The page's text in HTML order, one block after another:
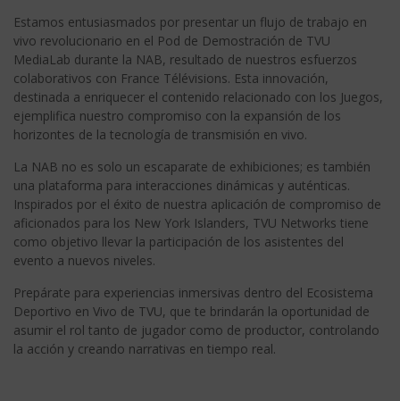
Estamos entusiasmados por presentar un flujo de trabajo en
vivo revolucionario en el Pod de Demostración de TVU
MediaLab durante la NAB, resultado de nuestros esfuerzos
colaborativos con France Télévisions. Esta innovación,
destinada a enriquecer el contenido relacionado con los Juegos,
ejemplifica nuestro compromiso con la expansión de los
horizontes de la tecnología de transmisión en vivo.
La NAB no es solo un escaparate de exhibiciones; es también
una plataforma para interacciones dinámicas y auténticas.
Inspirados por el éxito de nuestra aplicación de compromiso de
aficionados para los New York Islanders, TVU Networks tiene
como objetivo llevar la participación de los asistentes del
evento a nuevos niveles.
Prepárate para experiencias inmersivas dentro del Ecosistema
Deportivo en Vivo de TVU, que te brindarán la oportunidad de
asumir el rol tanto de jugador como de productor, controlando
la acción y creando narrativas en tiempo real.